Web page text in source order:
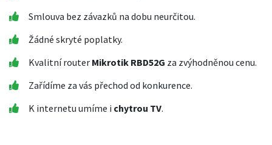
Smlouva bez závazků na dobu neurčitou.
Žádné skryté poplatky.
Kvalitní router Mikrotik RBD52G za zvýhodněnou cenu.
Zařídíme za vás přechod od konkurence.
K internetu umíme i chytrou TV.